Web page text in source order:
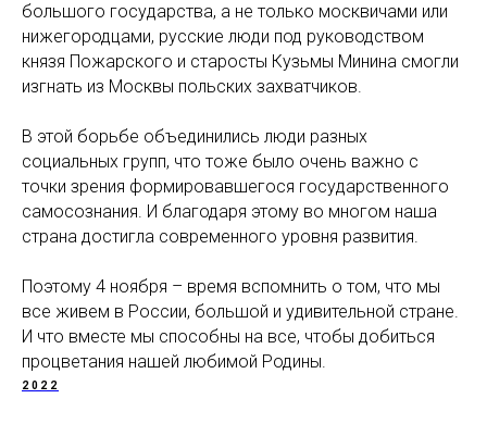
большого государства, а не только москвичами или
нижегородцами, русские люди под руководством
князя Пожарского и старосты Кузьмы Минина смогли
изгнать из Москвы польских захватчиков.
В этой борьбе объединились люди разных
социальных групп, что тоже было очень важно с
точки зрения формировавшегося государственного
самосознания. И благодаря этому во многом наша
страна достигла современного уровня развития.
Поэтому 4 ноября – время вспомнить о том, что мы
все живем в России, большой и удивительной стране.
И что вместе мы способны на все, чтобы добиться
процветания нашей любимой Родины.
2022